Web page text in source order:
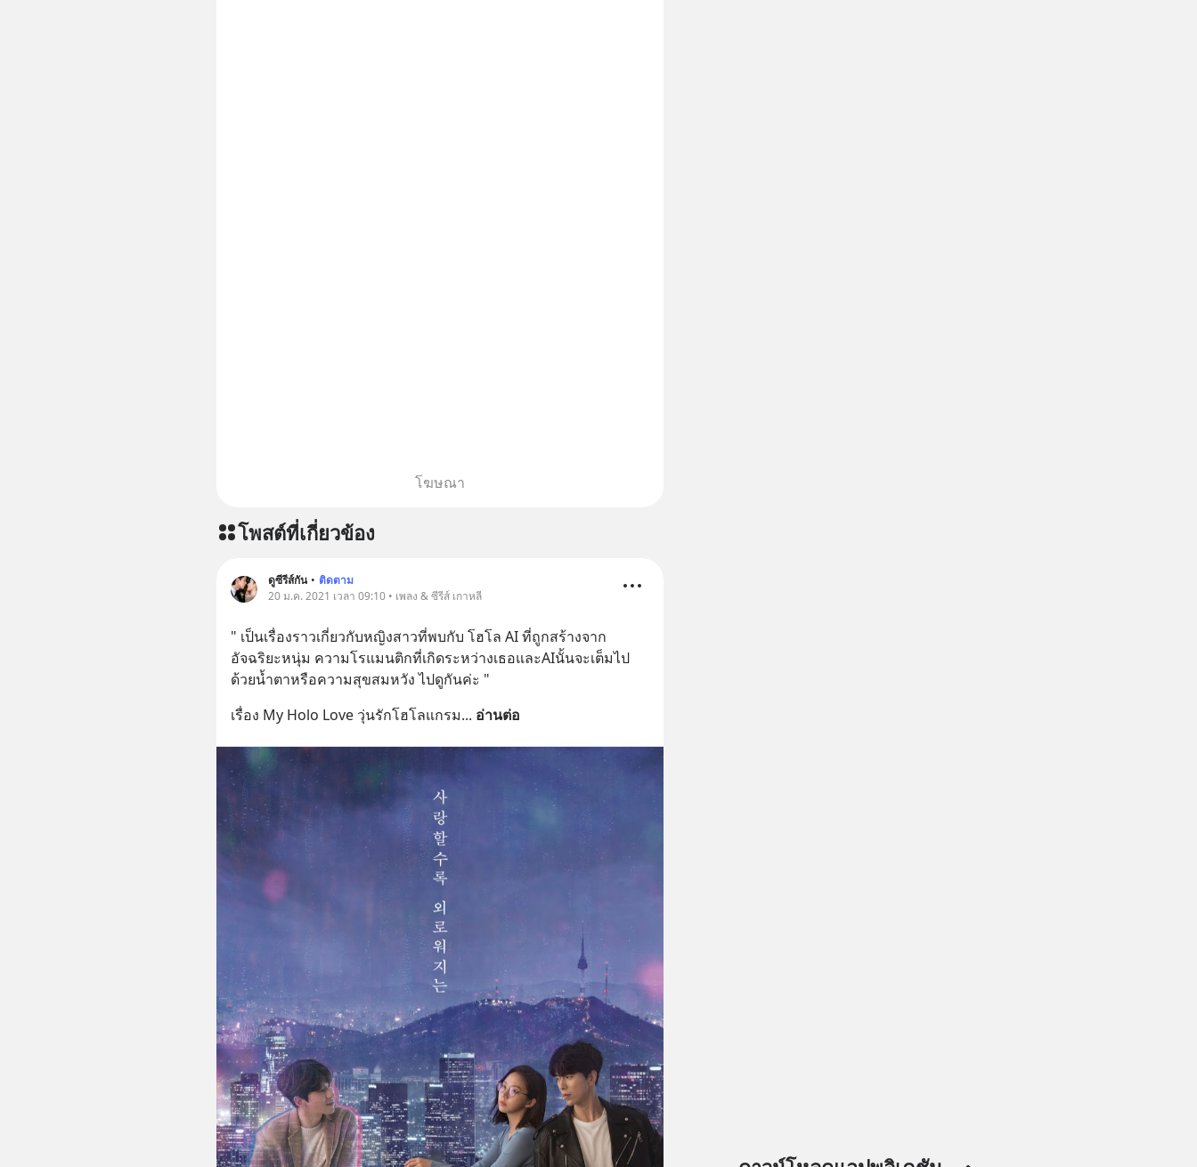
โฆษณา
โพสต์ที่เกี่ยวข้อง
ดูซีรีส์กัน • ติดตาม
20 ม.ค. 2021 เวลา 09:10 • เพลง & ซีรีส์ เกาหลี
" เป็นเรื่องราวเกี่ยวกับหญิงสาวที่พบกับ โฮโล AI ที่ถูกสร้างจาก
อัจฉริยะหนุ่ม ความโรแมนติกที่เกิดระหว่างเธอและAIนั้นจะเต็มไป
ด้วยน้ำตาหรือความสุขสมหวัง ไปดูกันค่ะ "
เรื่อง My Holo Love วุ่นรักโฮโลแกรม... อ่านต่อ